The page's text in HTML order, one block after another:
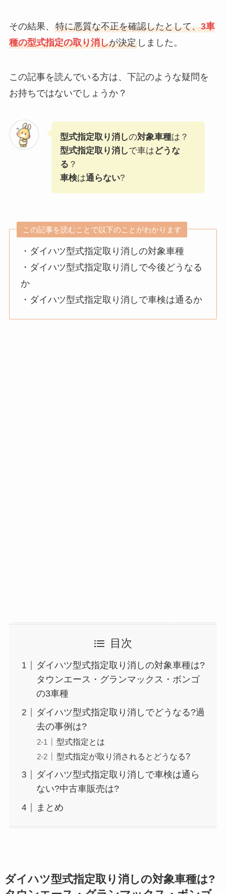
その結果、 特に悪質な不正を確認したとして、3車
種の型式指定の取り消しが決定しました。
この記事を読んでいる方は、下記のような疑問を
お持ちではないでしょうか？
型式指定取り消しの対象車種は？
型式指定取り消しで車はどうな
る ？
車検は通らない?
この記事を読むことで以下のことがわかります
・ダイハツ型式指定取り消しの対象車種
・ダイハツ型式指定取り消しで今後どうなる
か
・ダイハツ型式指定取り消しで車検は通るか
目次
ダイハツ型式指定取り消しの対象車種は?
タウンエース・グランマックス・ボンゴ
の3車種
ダイハツ型式指定取り消しでどうなる?過
去の事例は?
型式指定とは
型式指定が取り消されるとどうなる?
ダイハツ型式指定取り消しで車検は通ら
ない?中古車販売は?
まとめ
ダイハツ型式指定取り消しの対象車種は?